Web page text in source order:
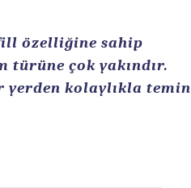
özelliğine sahip
çok yakındır.
kolaylıkla temin